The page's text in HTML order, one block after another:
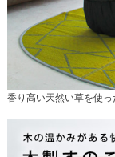
香り高い天然い草を使っ